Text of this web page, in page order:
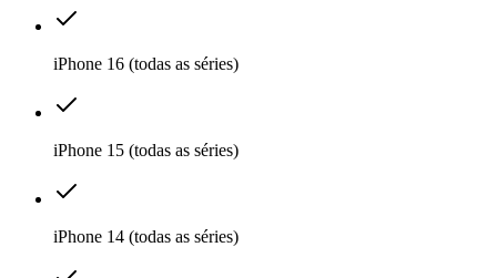
iPhone 16 (todas as séries)
iPhone 15 (todas as séries)
iPhone 14 (todas as séries)